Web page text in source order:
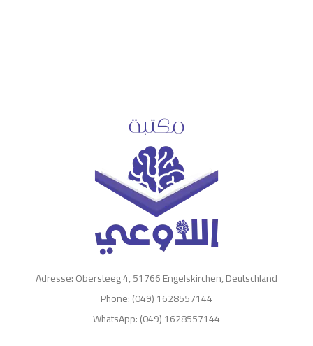
Adresse: Obersteeg 4, 51766 Engelskirchen, Deutschland
Phone: (049) 1628557144
WhatsApp: (049) 1628557144